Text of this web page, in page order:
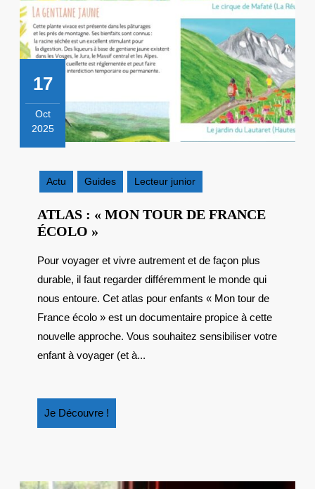
17
Oct
2025
2025
Actu
Guides Lecteur junior
ATLAS : « MON TOUR DE FRANCE
ÉCOLO »
« MON
TOUR
DE
FRANCE
ÉCOLO »
Pour voyager et vivre autrement et de façon plus
durable, il faut regarder différemment le monde qui
nous entoure. Cet atlas pour enfants « Mon tour de
France écolo » est un documentaire propice à cette
nouvelle approche. Vous souhaitez sensibiliser votre
enfant à voyager (et à...
Je Découvre !
Découvre